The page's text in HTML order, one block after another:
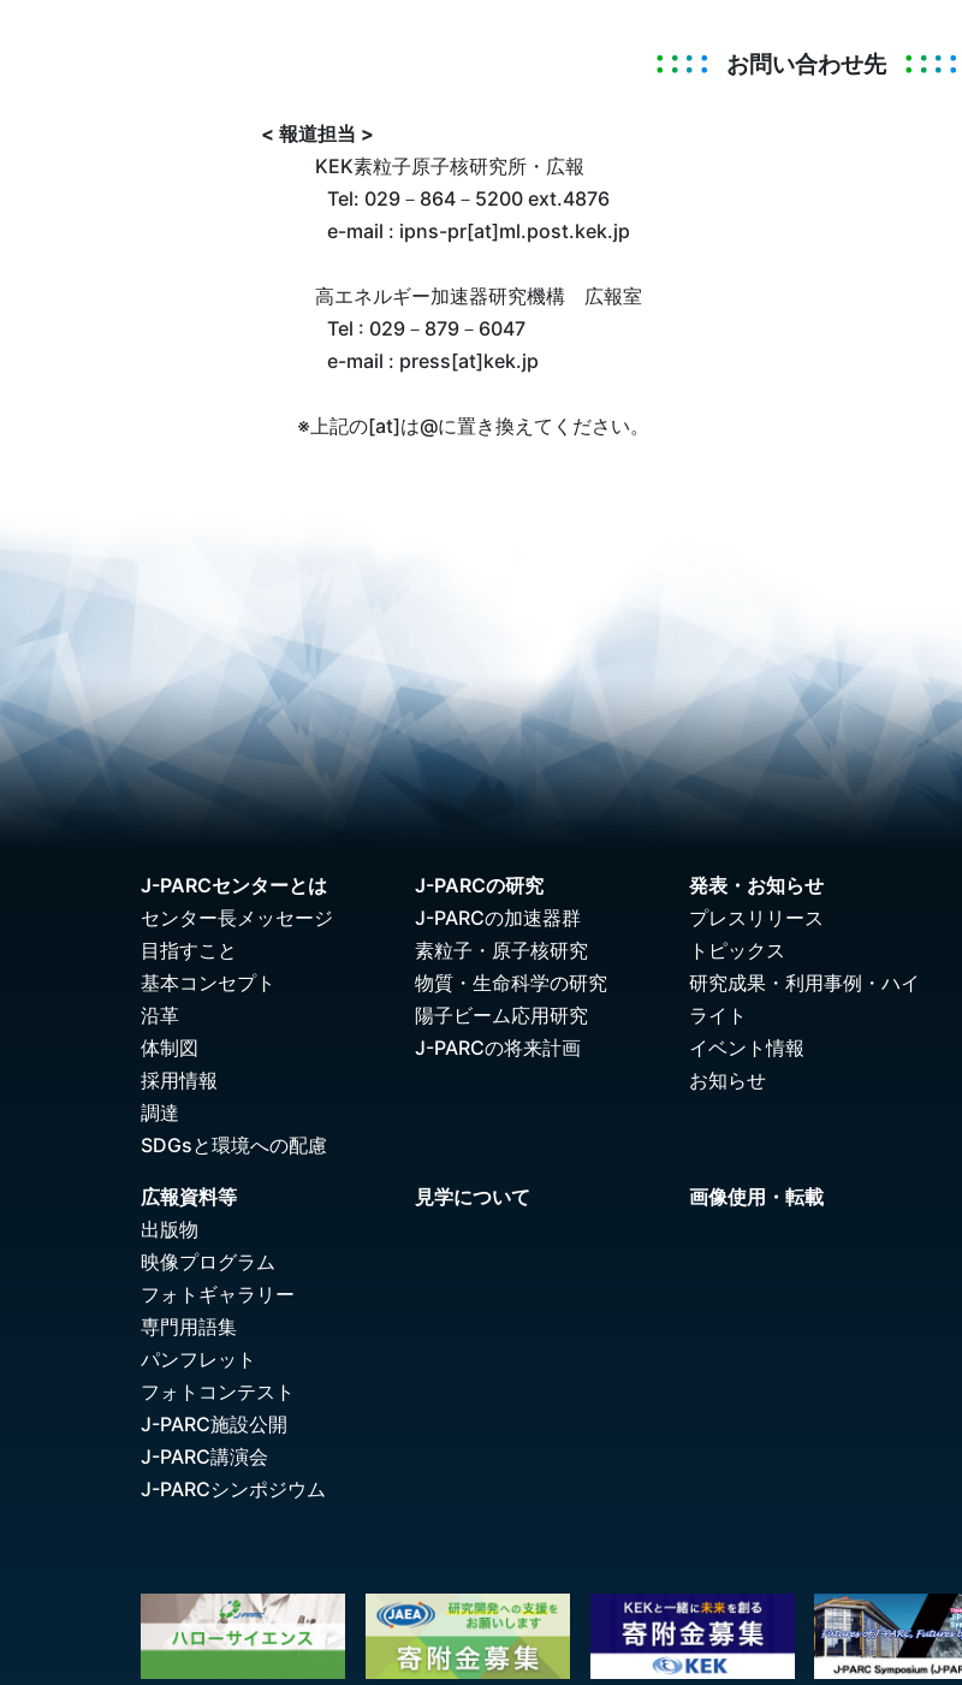
お問い合わせ先
< 報道担当 >
KEK素粒子原子核研究所・広報
Tel: 029－864－5200 ext.4876
e-mail : ipns-pr[at]ml.post.kek.jp
高エネルギー加速器研究機構 広報室
Tel : 029－879－6047
e-mail : press[at]kek.jp
※上記の[at]は@に置き換えてください。
J-PARCセンターとは
センター長メッセージ
目指すこと
基本コンセプト
沿革
体制図
採用情報
調達
SDGsと環境への配慮
J-PARCの研究
J-PARCの加速器群
素粒子・原子核研究
物質・生命科学の研究
陽子ビーム応用研究
J-PARCの将来計画
発表・お知らせ
プレスリリース
トピックス
研究成果・利用事例・ハイ
ライト
イベント情報
お知らせ
広報資料等
出版物
映像プログラム
フォトギャラリー
専門用語集
パンフレット
フォトコンテスト
J-PARC施設公開
J-PARC講演会
J-PARCシンポジウム
見学について 画像使用・転載